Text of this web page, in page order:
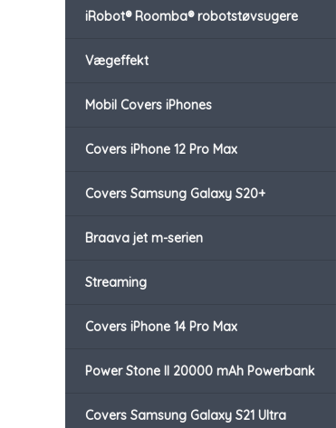
iRobot® Roomba® robotstøvsugere
Vægeffekt
Mobil Covers iPhones
Covers iPhone 12 Pro Max
Covers Samsung Galaxy S20+
Braava jet m-serien
Streaming
Covers iPhone 14 Pro Max
Power Stone II 20000 mAh Powerbank
Covers Samsung Galaxy S21 Ultra